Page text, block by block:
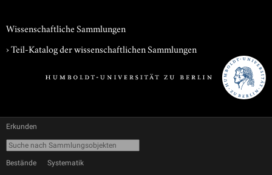
Wissenschaftliche Sammlungen
› Teil-Katalog der wissenschaftlichen Sammlungen
Erkunden
Bestände Systematik